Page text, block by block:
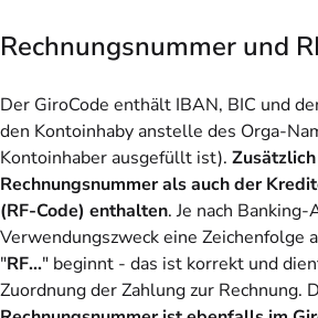
Rechnungsnummer und
Der GiroCode enthält IBAN, BIC und
den Kontoinhaby anstelle des Orga-
Kontoinhaber ausgefüllt ist).
Rechnungsnummer als auch der
(RF-Code) enthalten. Je nach
Verwendungszweck eine Zeichenfolge
"RF..." beginnt - das ist korrekt und
Zuordnung der Zahlung zur Rechnung.